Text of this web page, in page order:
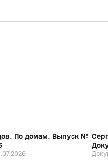
По домам. Выпуск №